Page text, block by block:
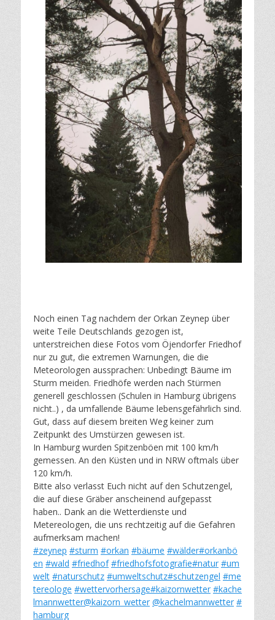
Noch einen Tag nachdem der Orkan Zeynep über
weite Teile Deutschlands gezogen ist,
unterstreichen diese Fotos vom Öjendorfer Friedhof
nur zu gut, die extremen Warnungen, die die
Meteorologen aussprachen: Unbedingt Bäume im
Sturm meiden. Friedhöfe werden nach Stürmen
generell geschlossen (Schulen in Hamburg übrigens
nicht..) , da umfallende Bäume lebensgefährlich sind.
Gut, dass auf diesem breiten Weg keiner zum
Zeitpunkt des Umstürzen gewesen ist.
In Hamburg wurden Spitzenböen mit 100 km/h
gemessen. An den Küsten und in NRW oftmals über
120 km/h.
Bitte also verlasst Euch nicht auf den Schutzengel,
die auf diese Gräber anscheinend aufgepasst
haben.. Dank an die Wetterdienste und
Metereologen, die uns rechtzeitig auf die Gefahren
aufmerksam machen!
#zeynep #sturm #orkan #bäume #wälder#orkanbö
en #wald #friedhof #friedhofsfotografie#natur #um
welt #naturschutz #umweltschutz#schutzengel #me
tereologe #wettervorhersage#kaizornwetter #kache
lmannwetter@kaizorn_wetter @kachelmannwetter #
hamburg